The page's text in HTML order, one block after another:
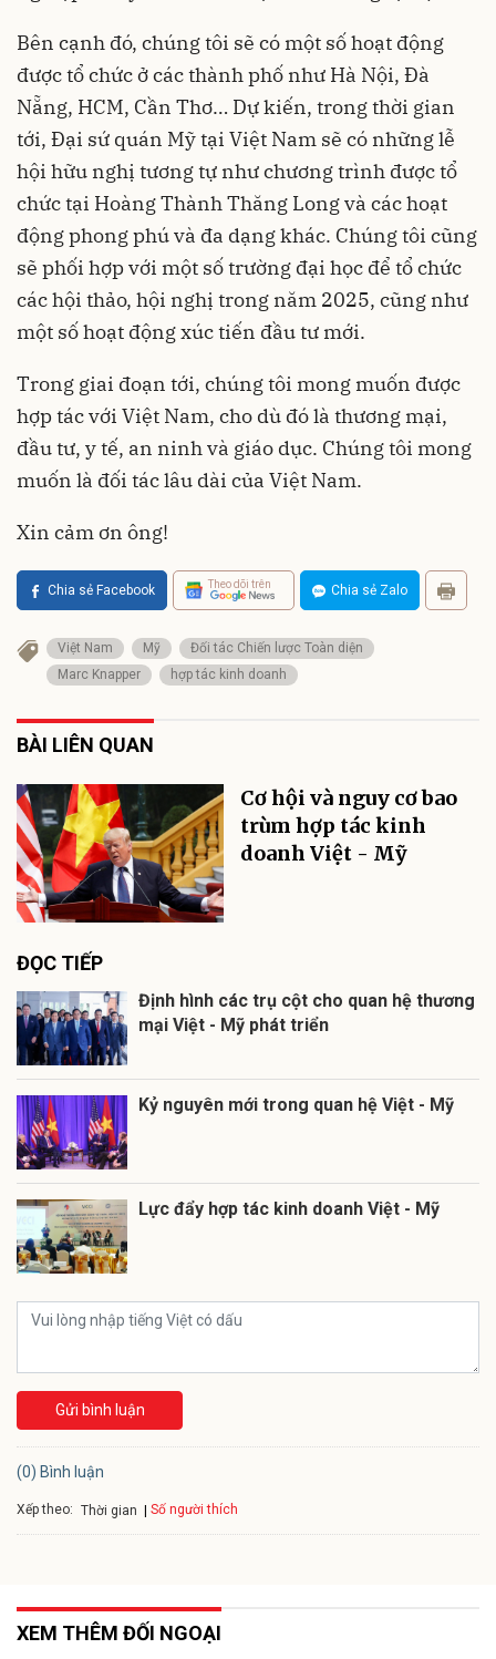
Bên cạnh đó, chúng tôi sẽ có một số hoạt động
được tổ chức ở các thành phố như Hà Nội, Đà
Nẵng, HCM, Cần Thơ… Dự kiến, trong thời gian
tới, Đại sứ quán Mỹ tại Việt Nam sẽ có những lễ
hội hữu nghị tương tự như chương trình được tổ
chức tại Hoàng Thành Thăng Long và các hoạt
động phong phú và đa dạng khác. Chúng tôi cũng
sẽ phối hợp với một số trường đại học để tổ chức
các hội thảo, hội nghị trong năm 2025, cũng như
một số hoạt động xúc tiến đầu tư mới.
Trong giai đoạn tới, chúng tôi mong muốn được
hợp tác với Việt Nam, cho dù đó là thương mại,
đầu tư, y tế, an ninh và giáo dục. Chúng tôi mong
muốn là đối tác lâu dài của Việt Nam.
Xin cảm ơn ông!
Chia sẻ Facebook Theo dõi trên Chia sẻ Zalo
Việt Nam Mỹ
Đối tác Chiến lược Toàn diện
Marc Knapper
hợp tác kinh doanh
BÀI LIÊN QUAN
Cơ hội và nguy cơ bao
trùm hợp tác kinh
doanh Việt - Mỹ
ĐỌC TIẾP
Định hình các trụ cột cho quan hệ thương
mại Việt - Mỹ phát triển
Kỷ nguyên mới trong quan hệ Việt - Mỹ
Lực đẩy hợp tác kinh doanh Việt - Mỹ
Gửi bình luận
(0) Bình luận
Xếp theo: Thời gian Số người thích
XEM THÊM ĐỐI NGOẠI